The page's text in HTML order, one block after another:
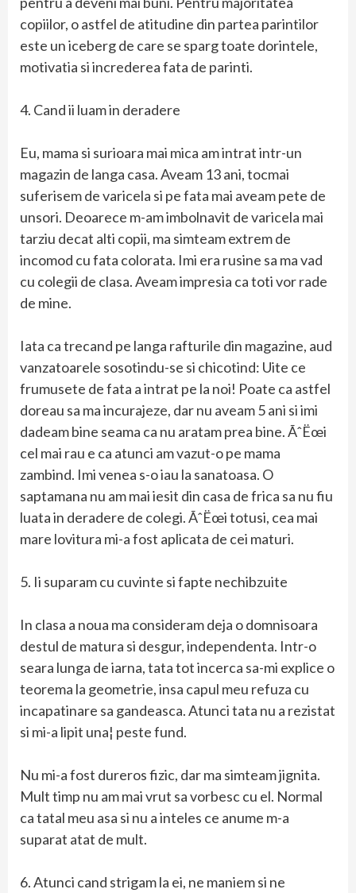
copiilor, o astfel de atitudine din partea parintilor
este un iceberg de care se sparg toate dorintele,
motivatia si increderea fata de parinti.
4. Cand ii luam in deradere
Eu, mama si surioara mai mica am intrat intr-un
magazin de langa casa. Aveam 13 ani, tocmai
suferisem de varicela si pe fata mai aveam pete de
unsori. Deoarece m-am imbolnavit de varicela mai
tarziu decat alti copii, ma simteam extrem de
incomod cu fata colorata. Imi era rusine sa ma vad
cu colegii de clasa. Aveam impresia ca toti vor rade
de mine.
Iata ca trecand pe langa rafturile din magazine, aud
vanzatoarele sosotindu-se si chicotind: Uite ce
frumusete de fata a intrat pe la noi! Poate ca astfel
doreau sa ma incurajeze, dar nu aveam 5 ani si imi
dadeam bine seama ca nu aratam prea bine. ÃˆËœi
cel mai rau e ca atunci am vazut-o pe mama
zambind. Imi venea s-o iau la sanatoasa. O
saptamana nu am mai iesit din casa de frica sa nu fiu
luata in deradere de colegi. ÃˆËœi totusi, cea mai
mare lovitura mi-a fost aplicata de cei maturi.
5. Ii suparam cu cuvinte si fapte nechibzuite
In clasa a noua ma consideram deja o domnisoara
destul de matura si desgur, independenta. Intr-o
seara lunga de iarna, tata tot incerca sa-mi explice o
teorema la geometrie, insa capul meu refuza cu
incapatinare sa gandeasca. Atunci tata nu a rezistat
si mi-a lipit una¦ peste fund.
Nu mi-a fost dureros fizic, dar ma simteam jignita.
Mult timp nu am mai vrut sa vorbesc cu el. Normal
ca tatal meu asa si nu a inteles ce anume m-a
suparat atat de mult.
6. Atunci cand strigam la ei, ne maniem si ne